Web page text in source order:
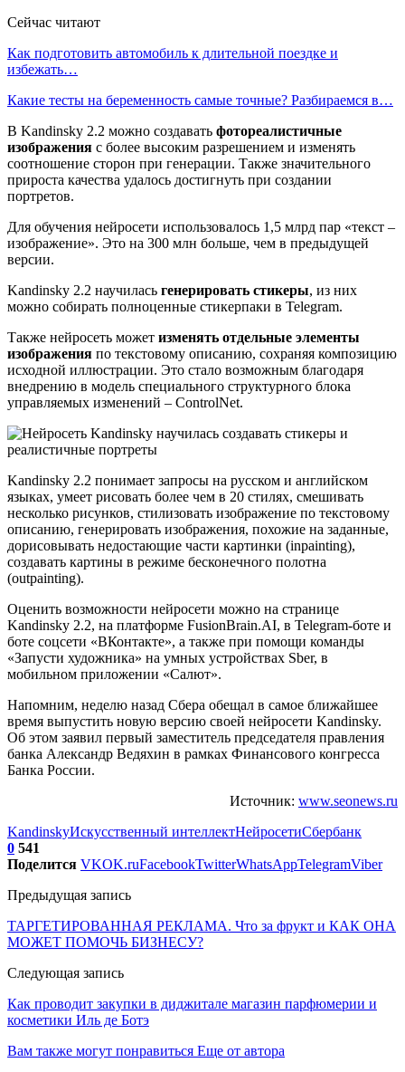
Сейчас читают
Как подготовить автомобиль к длительной поездке и
избежать…
Какие тесты на беременность самые точные? Разбираемся в…
В Kandinsky 2.2 можно создавать фотореалистичные
изображения с более высоким разрешением и изменять
соотношение сторон при генерации. Также значительного
прироста качества удалось достигнуть при создании
портретов.
Для обучения нейросети использовалось 1,5 млрд пар «текст –
изображение». Это на 300 млн больше, чем в предыдущей
версии.
Kandinsky 2.2 научилась генерировать стикеры, из них
можно собирать полноценные стикерпаки в Telegram.
Также нейросеть может изменять отдельные элементы
изображения по текстовому описанию, сохраняя композицию
исходной иллюстрации. Это стало возможным благодаря
внедрению в модель специального структурного блока
управляемых изменений – ControlNet.
Kandinsky 2.2 понимает запросы на русском и английском
языках, умеет рисовать более чем в 20 стилях, смешивать
несколько рисунков, стилизовать изображение по текстовому
описанию, генерировать изображения, похожие на заданные,
дорисовывать недостающие части картинки (inpainting),
создавать картины в режиме бесконечного полотна
(outpainting).
Оценить возможности нейросети можно на странице
Kandinsky 2.2, на платформе FusionBrain.AI, в Telegram-боте и
боте соцсети «ВКонтакте», а также при помощи команды
«Запусти художника» на умных устройствах Sber, в
мобильном приложении «Салют».
Напомним, неделю назад Сбера обещал в самое ближайшее
время выпустить новую версию своей нейросети Kandinsky.
Об этом заявил первый заместитель председателя правления
банка Александр Ведяхин в рамках Финансового конгресса
Банка России.
Источник: www.seonews.ru
KandinskyИскусственный интеллектНейросетиСбербанк
0 541
Поделится VKOK.ruFacebookTwitterWhatsAppTelegramViber
Предыдущая запись
ТАРГЕТИРОВАННАЯ РЕКЛАМА. Что за фрукт и КАК ОНА
МОЖЕТ ПОМОЧЬ БИЗНЕСУ?
Следующая запись
Как проводит закупки в диджитале магазин парфюмерии и
косметики Иль де Ботэ
Вам также могут понравиться Еще от автора